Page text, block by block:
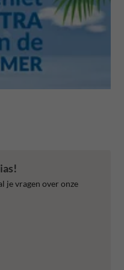
je vragen over onze